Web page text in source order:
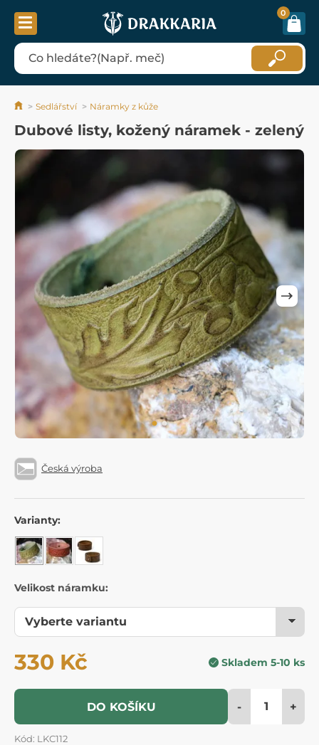
0
Sedlářství Náramky z kůže
Dubové listy, kožený náramek - zelený
Česká výroba
Varianty:
Velikost náramku:
330 Kč Skladem 5-10 ks
DO KOŠÍKU - +
Kód: LKC112